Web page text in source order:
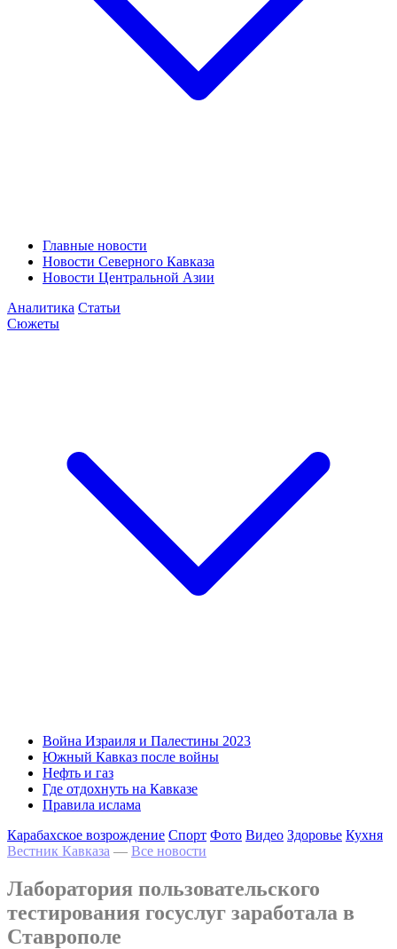
Главные новости
Новости Северного Кавказа
Новости Центральной Азии
Аналитика Статьи
Сюжеты
Война Израиля и Палестины 2023
Южный Кавказ после войны
Нефть и газ
Где отдохнуть на Кавказе
Правила ислама
Карабахское возрождение Спорт Фото Видео Здоровье Кухня
Вестник Кавказа — Все новости
Лаборатория пользовательского
тестирования госуслуг заработала в
Ставрополе